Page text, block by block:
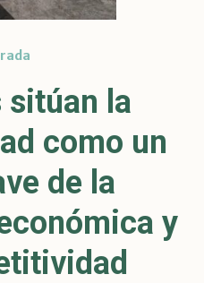
sitúan la
como un
de la
y